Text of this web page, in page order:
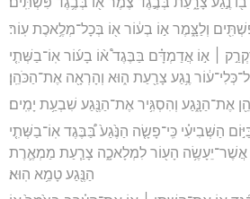
וְלַצָּ֑מֶר א֣וֹ בְע֔וֹר א֖וֹ בְּכָל־מְלֶ֥אכֶת עֽוֹר׃
׀ א֣וֹ אֲדַמְדָּ֗ם בַּבֶּגֶד֩ א֨וֹ בָע֜וֹר אֽוֹ־בַשְּׁתִ֤י
נֶ֥גַע צָרַ֖עַת ה֑וּא וְהָרְאָ֖ה אֶת־הַכֹּהֵֽן׃
אֶת־הַנָּ֑גַע וְהִסְגִּ֥יר אֶת־הַנֶּ֖גַע שִׁבְעַ֥ת יָמִֽים׃
הַשְּׁבִיעִ֗י כִּֽי־פָשָׂ֤ה הַנֶּ֙גַע֙ בַּ֠בֶּגֶד אֽוֹ־בַשְּׁתִ֤י
אֲשֶׁר־יֵעָשֶׂ֥ה הָע֖וֹר לִמְלָאכָ֑ה צָרַ֧עַת מַמְאֶ֛רֶת
הַנֶּ֖גַע טָמֵ֥א הֽוּא׃